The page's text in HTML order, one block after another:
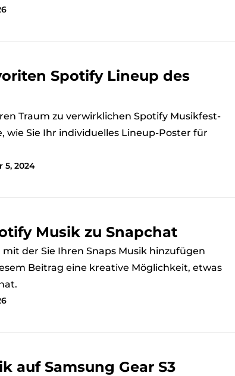
Spotify Lineup des
Traum zu verwirklichen Spotify Musikfest-
wie Sie Ihr individuelles Lineup-Poster für
5, 2024
Musik zu Snapchat
der Sie Ihren Snaps Musik hinzufügen
Beitrag eine kreative Möglichkeit, etwas
auf Samsung Gear S3